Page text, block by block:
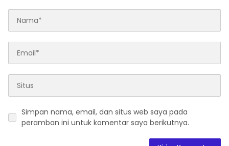
Simpan nama, email, dan situs web saya pada
peramban ini untuk komentar saya berikutnya.